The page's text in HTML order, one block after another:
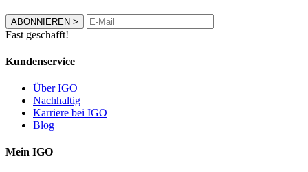
ABONNIEREN >
Fast geschafft!
Kundenservice
Über IGO
Nachhaltig
Karriere bei IGO
Blog
Mein IGO